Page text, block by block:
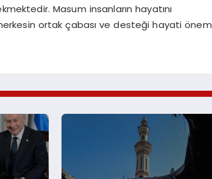
Masum insanların hayatını
ortak çabası ve desteği hayati önem